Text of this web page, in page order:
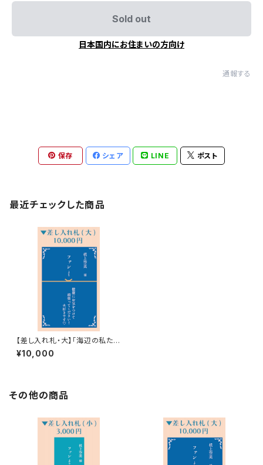
Sold out
日本国内にお住まいの方向け
通報する
保存 シェア LINE ポスト
最近チェックした商品
【差し入れ札・大】「海辺の私たち
は」差し入れ札
¥10,000
その他の商品